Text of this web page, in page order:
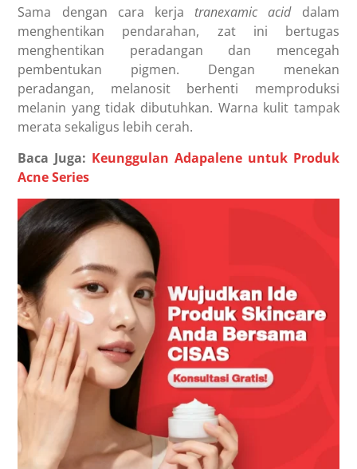
Sama dengan cara kerja tranexamic acid dalam
menghentikan pendarahan, zat ini bertugas
menghentikan peradangan dan mencegah
pembentukan pigmen. Dengan menekan
peradangan, melanosit berhenti memproduksi
melanin yang tidak dibutuhkan. Warna kulit tampak
merata sekaligus lebih cerah.
Baca Juga: Keunggulan Adapalene untuk Produk
Acne Series